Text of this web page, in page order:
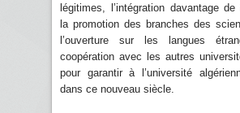
légitimes, l’intégration davantage de
la promotion des branches des
l’ouverture sur les langues
coopération avec les autres
pour garantir à l’université
dans ce nouveau siècle.